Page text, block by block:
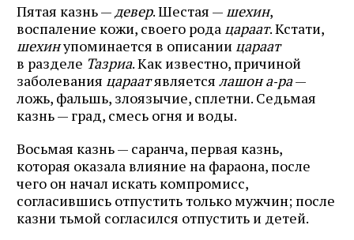
Пятая казнь — девер. Шестая — шехин,
воспаление кожи, своего рода цараат. Кстати,
шехинупоминается в описании цараат
в разделе Тазриа. Как известно, причиной
заболевания цараатявляется лашон а‑ра—
ложь, фальшь, злоязычие, сплетни. Седьмая
казнь — град, смесь огня и воды.
Восьмая казнь — саранча, первая казнь,
которая оказала влияние на фараона, после
чего он начал искать компромисс,
согласившись отпустить только мужчин; после
казни тьмой согласился отпустить и детей.